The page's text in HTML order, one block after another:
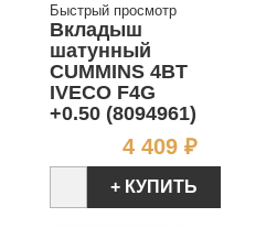
Быстрый просмотр
Вкладыш
шатунный
CUMMINS 4BT
IVECO F4G
+0.50 (8094961)
4 409 ₽Цена
+ КУПИТЬ